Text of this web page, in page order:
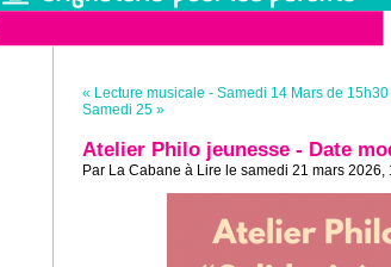
« Lecture musicale - Samedi 14 Mars de
Samedi 25 »
Atelier Philo jeunesse - Date
Par La Cabane à Lire le samedi 21 mars 2026,